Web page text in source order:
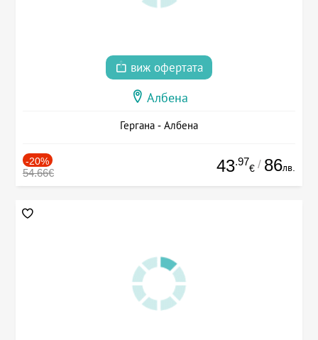
виж офертата
Албена
Гергана - Албена
-20%
54.66€ 43.97
€ / 86лв.